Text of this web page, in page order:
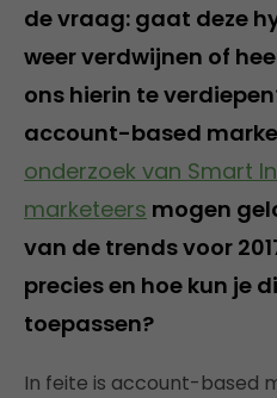
de vraag: gaat deze
weer verdwijnen of
ons hierin te
account-based
onderzoek van Smart
marketeers mogen
van de trends voor
precies en hoe kun je
toepassen?
In feite is account-based